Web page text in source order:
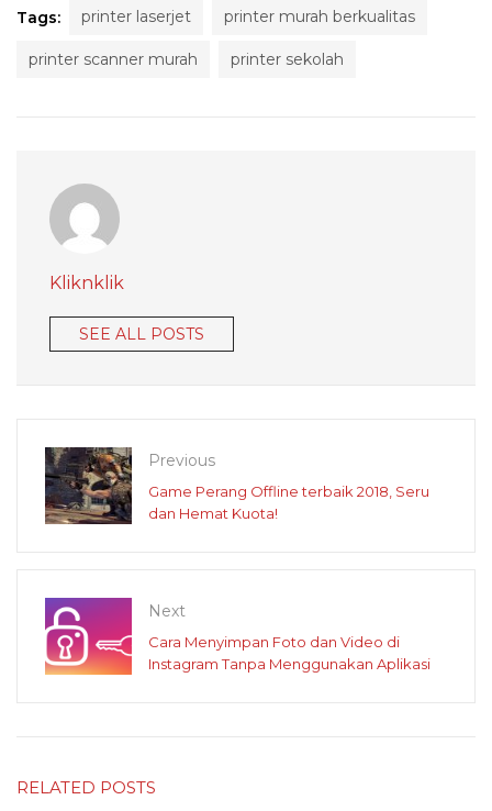
Tags: printer laserjet printer murah berkualitas
printer scanner murah printer sekolah
Kliknklik
SEE ALL POSTS
Previous
Game Perang Offline terbaik 2018, Seru
dan Hemat Kuota!
Next
Cara Menyimpan Foto dan Video di
Instagram Tanpa Menggunakan Aplikasi
RELATED POSTS